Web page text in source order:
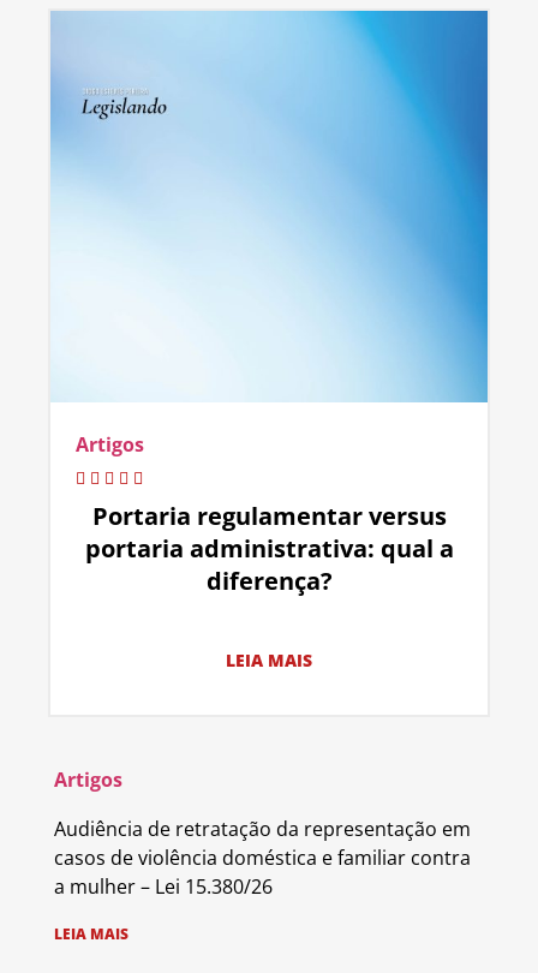
Artigos
Portaria regulamentar versus
portaria administrativa: qual a
diferença?
LEIA MAIS
Artigos
Audiência de retratação da representação em
casos de violência doméstica e familiar contra
a mulher – Lei 15.380/26
LEIA MAIS